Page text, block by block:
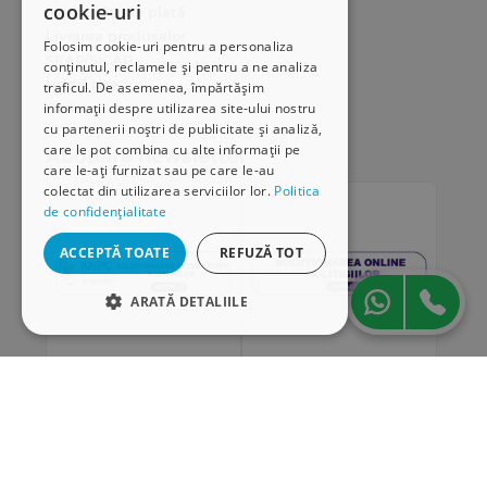
cookie-uri
Folosim cookie-uri pentru a personaliza
conținutul, reclamele și pentru a ne analiza
traficul. De asemenea, împărtășim
informații despre utilizarea site-ului nostru
cu partenerii noștri de publicitate și analiză,
care le pot combina cu alte informații pe
care le-ați furnizat sau pe care le-au
colectat din utilizarea serviciilor lor. Politica
de confidențialitate
ACCEPTĂ TOATE REFUZĂ TOT
ARATĂ DETALIILE
Modalități de plată
SEAP/SICAP
Hartă site
Cariere
Abonare newsletter